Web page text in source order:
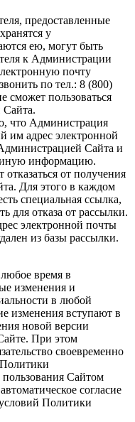
предоставленные
у
ею, могут быть
к Администрации
почту
по тел.: 8 (800)
сможет пользоваться
что Администрация
им адрес электронной
Сайта и
иную информацию.
от получения
Для этого в каждом
специальная ссылка,
для отказа от рассылки.
электронной почты
из базы рассылки.
время в
изменения и
в любой
изменения вступают в
новой версии
При этом
своевременно
Сайтом
согласие
Политики